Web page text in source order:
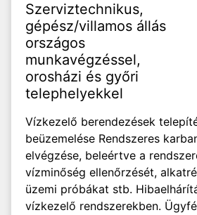
Szerviztechnikus,
gépész/villamos állás
országos
munkavégzéssel,
orosházi és győri
telephelyekkel
Vízkezelő berendezések
beüzemelése Rendszeres
elvégzése, beleértve a
vízminőség ellenőrzését,
üzemi próbákat stb.
vízkezelő rendszerekben.